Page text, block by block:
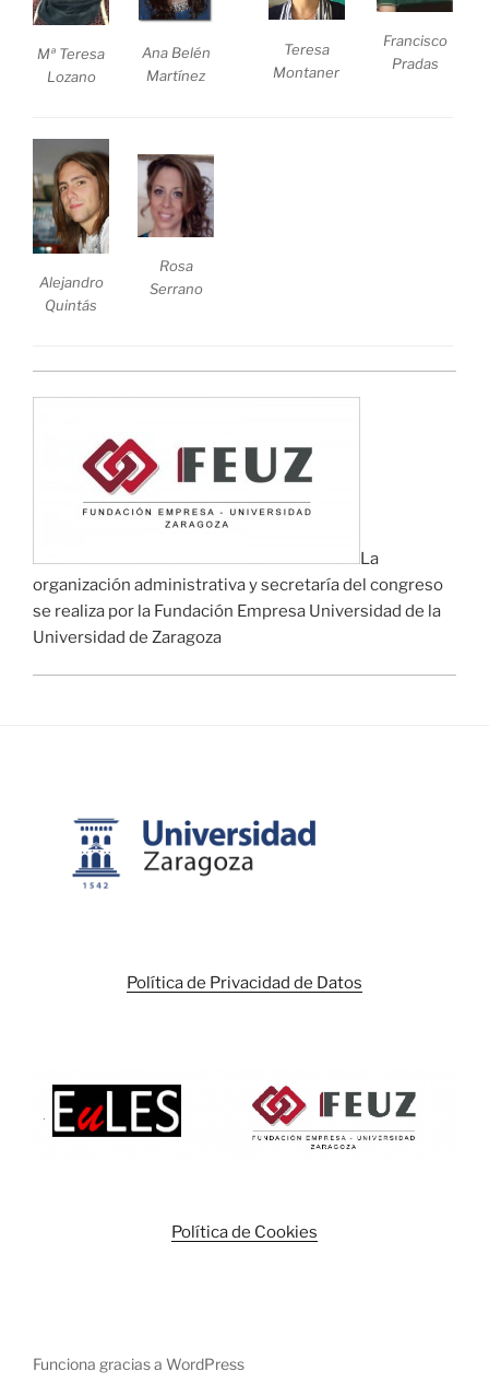
Mª Teresa
Lozano
Ana Belén
Martínez
Teresa
Montaner
Francisco
Pradas
Alejandro
Quintás
Rosa
Serrano
La
organización administrativa y secretaría del congreso
se realiza por la Fundación Empresa Universidad de la
Universidad de Zaragoza
Política de Privacidad de Datos
Política de Cookies
Funciona gracias a WordPress